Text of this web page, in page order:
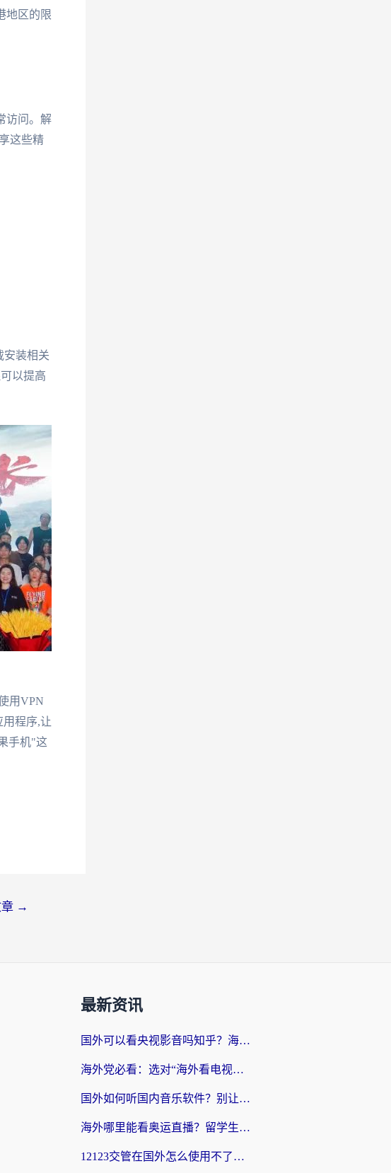
地区的限
访问。解
这些精
安装相关
以提高
用VPN
程序,让
手机"这
→
最新资讯
国外可以看央视影音吗知乎？海外党亲测有效的回国加速方案
海外党必看：选对“海外看电视剧软件”，再也不用愁国内剧刷不了
国外如何听国内音乐软件？别让地域限制，断了你的中文歌单
海外哪里能看奥运直播？留学生&海外华人必看的体育赛事观赛终极指南
12123交管在国外怎么使用不了？海外华人必看的无缝访问国内资源指南